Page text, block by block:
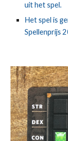
uit het spel.
Het spel is
Spellenprijs